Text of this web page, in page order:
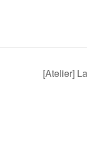
[Atelier]